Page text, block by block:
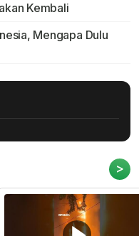
Kembali
Mengapa Dulu
>